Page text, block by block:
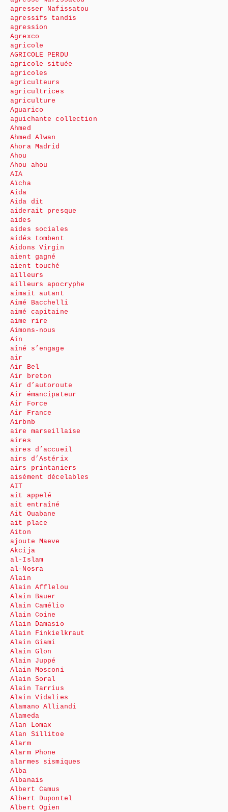
agresser Nafissatou
agressifs tandis
agression
Agrexco
agricole
AGRICOLE PERDU
agricole située
agricoles
agriculteurs
agricultrices
agriculture
Aguarico
aguichante collection
Ahmed
Ahmed Alwan
Ahora Madrid
Ahou
Ahou ahou
AIA
Aïcha
Aida
Aida dit
aiderait presque
aides
aides sociales
aidés tombent
Aidons Virgin
aient gagné
aient touché
ailleurs
ailleurs apocryphe
aimait autant
Aimé Bacchelli
aimé capitaine
aime rire
Aimons-nous
Ain
aîné s’engage
air
Air Bel
Air breton
Air d’autoroute
Air émancipateur
Air Force
Air France
Airbnb
aire marseillaise
aires
aires d’accueil
airs d’Astérix
airs printaniers
aisément décelables
AIT
ait appelé
ait entraîné
Ait Ouabane
ait place
Aiton
ajoute Maeve
Akcija
al-Islam
al-Nosra
Alain
Alain Afflelou
Alain Bauer
Alain Camélio
Alain Coine
Alain Damasio
Alain Finkielkraut
Alain Giami
Alain Glon
Alain Juppé
Alain Mosconi
Alain Soral
Alain Tarrius
Alain Vidalies
Alamano Alliandi
Alameda
Alan Lomax
Alan Sillitoe
Alarm
Alarm Phone
alarmes sismiques
Alba
Albanais
Albert Camus
Albert Dupontel
Albert Ogien